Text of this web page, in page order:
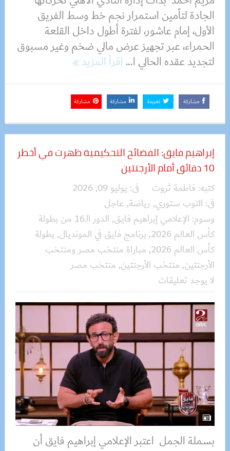
الجادة لتأمين استمرار نجم خط وسط الفريق
الأول، إمام عاشور، لفترة أطول داخل القلعة
الحمراء، عبر تجهيز عرض مالي ضخم وغير مسبوق
لتجديد عقده الحالي ا...اقرأ المزيد
مشاركة تغريدة مشاركة مشاركة
إبراهيم فايق: الفضائح التحكيمية ظهرت في أخطر
10 دقائق أمام الأرجنتين
كتبه: فاطمة ثروت فى: يوليو 09, 2026
فى: التوب ستوري, رياضة, عاجل
وسوم: الإعلامي إبراهيم فايق,
الدور الـ16 من بطولة
كأس العالم 2026
, برنامج فايق في المونديال, بطولة
كأس العالم 2026
, مباراة منتخب مصر ومنتخب
الأرجنتين, منتخب الأرجنتين, منتخب مصر
لا يوجد تعليقات
بسملة الجمل اعتبر الإعلامي إبراهيم فايق أن